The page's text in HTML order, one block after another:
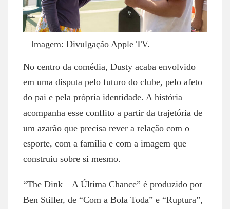
Imagem: Divulgação Apple TV.
No centro da comédia, Dusty acaba envolvido
em uma disputa pelo futuro do clube, pelo afeto
do pai e pela própria identidade. A história
acompanha esse conflito a partir da trajetória de
um azarão que precisa rever a relação com o
esporte, com a família e com a imagem que
construiu sobre si mesmo.
“The Dink – A Última Chance” é produzido por
Ben Stiller, de “Com a Bola Toda” e “Ruptura”,